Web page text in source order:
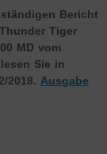
Bericht
Tiger
MD vom
lesen Sie in
2018. Ausgabe